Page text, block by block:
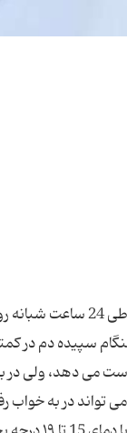
خواب راحت تر دمای
سپیده دم در
می دهد، ولی
تواند در به خواب